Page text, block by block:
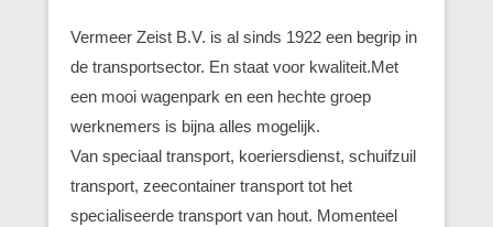
Vermeer Zeist B.V. is al sinds 1922 een begrip in
de transportsector. En staat voor kwaliteit.Met
een mooi wagenpark en een hechte groep
werknemers is bijna alles mogelijk.
Van speciaal transport, koeriersdienst, schuifzuil
transport, zeecontainer transport tot het
specialiseerde transport van hout. Momenteel